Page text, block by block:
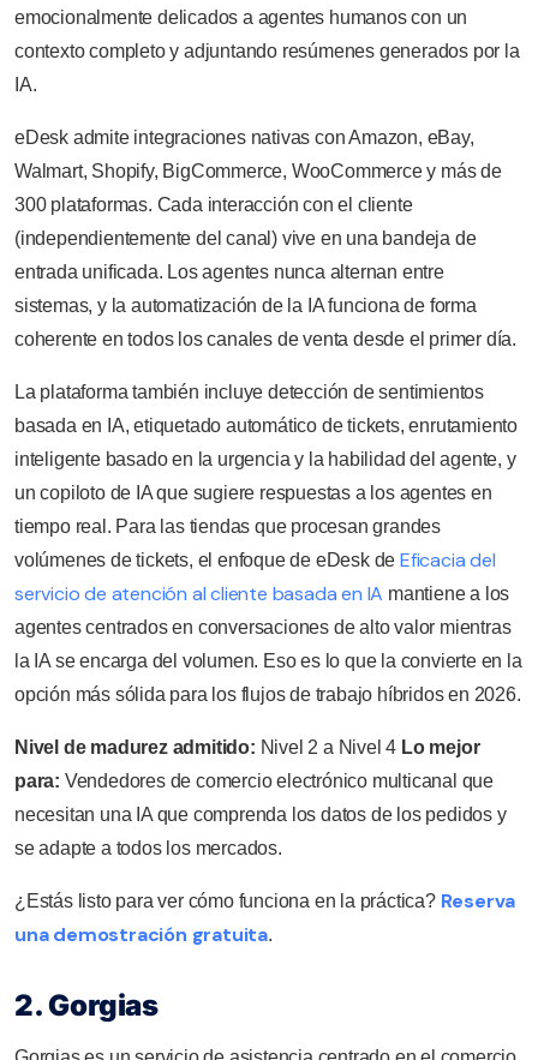
emocionalmente delicados a agentes humanos con un
contexto completo y adjuntando resúmenes generados por la
IA.
eDesk admite integraciones nativas con Amazon, eBay,
Walmart, Shopify, BigCommerce, WooCommerce y más de
300 plataformas. Cada interacción con el cliente
(independientemente del canal) vive en una bandeja de
entrada unificada. Los agentes nunca alternan entre
sistemas, y la automatización de la IA funciona de forma
coherente en todos los canales de venta desde el primer día.
La plataforma también incluye detección de sentimientos
basada en IA, etiquetado automático de tickets, enrutamiento
inteligente basado en la urgencia y la habilidad del agente, y
un copiloto de IA que sugiere respuestas a los agentes en
tiempo real. Para las tiendas que procesan grandes
volúmenes de tickets, el enfoque de eDesk de Eficacia del
servicio de atención al cliente basada en IA mantiene a los
agentes centrados en conversaciones de alto valor mientras
la IA se encarga del volumen. Eso es lo que la convierte en la
opción más sólida para los flujos de trabajo híbridos en 2026.
Nivel de madurez admitido: Nivel 2 a Nivel 4 Lo mejor
para: Vendedores de comercio electrónico multicanal que
necesitan una IA que comprenda los datos de los pedidos y
se adapte a todos los mercados.
¿Estás listo para ver cómo funciona en la práctica? Reserva
una demostración gratuita.
2. Gorgias